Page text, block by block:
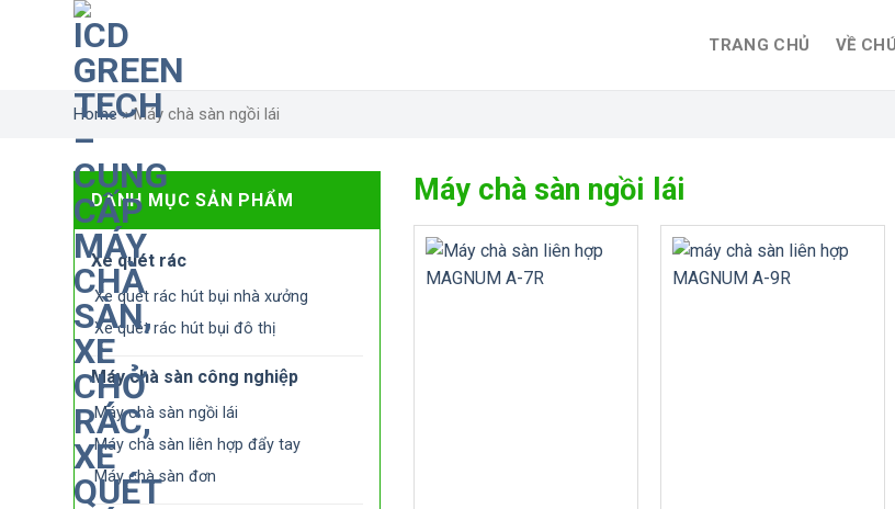
TRANG CHỦ VỀ
Home»Máy chà sàn ngồi lái
DANH MỤC SẢN PHẨM
Xe quét rác
Xe quét rác hút bụi nhà xưởng
Xe quét rác hút bụi đô thị
Máy chà sàn công nghiệp
Máy chà sàn ngồi lái
Máy chà sàn liên hợp đẩy tay
Máy chà sàn đơn
Máy chà sàn ngồi lái